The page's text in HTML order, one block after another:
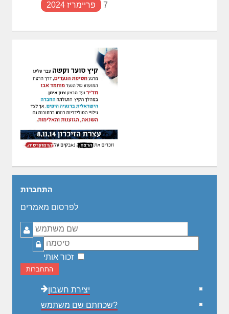
פריימריז 2024 7
התחברות
לפרסום מאמרים
שם
משתמש
סיסמה
זכור אותי
התחברות
יצירת חשבון
שכחתם שם משתמש?